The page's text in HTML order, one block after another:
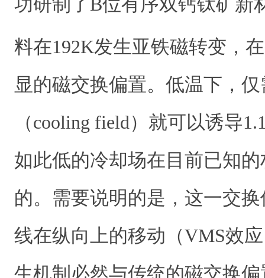
功研制了B位有序双钙钛矿新
料在192K发生亚铁磁转变，
显的磁交换偏置。低温下，
（cooling field）就可以诱导
如此低的冷却场在目前已知
的。需要说明的是，这一交
线在纵向上的移动（VMS效
生机制必然与传统的磁交换